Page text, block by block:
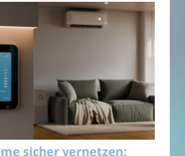
sicher vernetzen: